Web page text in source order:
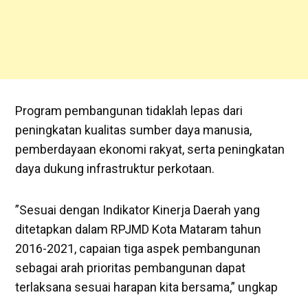
Program pembangunan tidaklah lepas dari
peningkatan kualitas sumber daya manusia,
pemberdayaan ekonomi rakyat, serta peningkatan
daya dukung infrastruktur perkotaan.
”Sesuai dengan Indikator Kinerja Daerah yang
ditetapkan dalam RPJMD Kota Mataram tahun
2016-2021, capaian tiga aspek pembangunan
sebagai arah prioritas pembangunan dapat
terlaksana sesuai harapan kita bersama,” ungkap